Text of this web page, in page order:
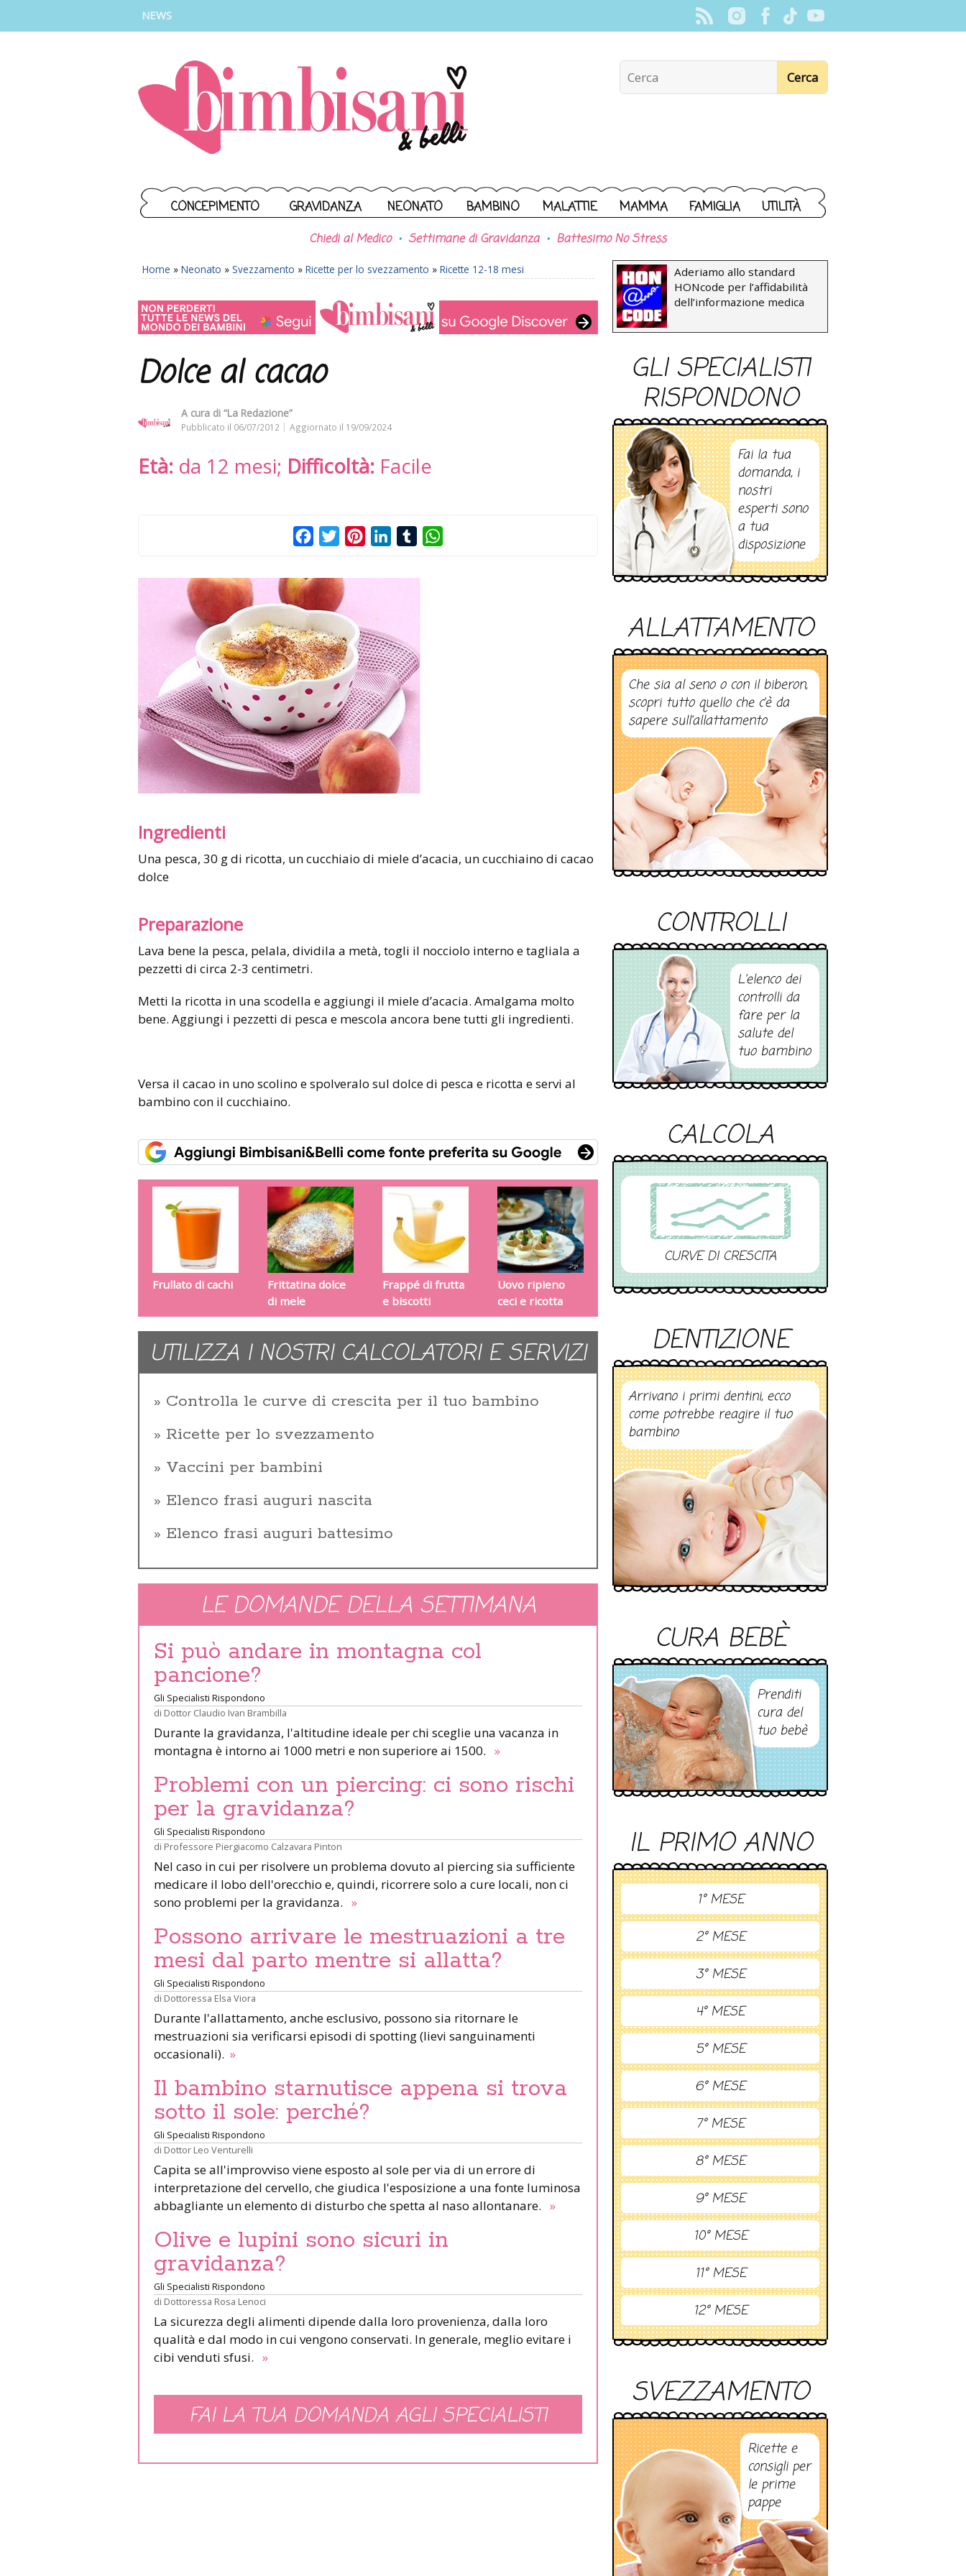
NEWS
CONCEPIMENTO GRAVIDANZA NEONATO BAMBINO MALATTIE MAMMA FAMIGLIA UTILITÀ
Chiedi al Medico Settimane di Gravidanza Battesimo No Stress
Home » Neonato » Svezzamento » Ricette per lo svezzamento » Ricette 12-18 mesi
Dolce al cacao
A cura di “La Redazione”
Pubblicato il 06/07/2012 Aggiornato il 19/09/2024
Età: da 12 mesi; Difficoltà: Facile
FacebookTwitterPinterestLinkedInTumblr
Ingredienti
Una pesca, 30 g di ricotta, un cucchiaio di miele d’acacia, un cucchiaino di cacao
dolce
Preparazione
Lava bene la pesca, pelala, dividila a metà, togli il nocciolo interno e tagliala a
pezzetti di circa 2-3 centimetri.
Metti la ricotta in una scodella e aggiungi il miele d’acacia. Amalgama molto
bene. Aggiungi i pezzetti di pesca e mescola ancora bene tutti gli ingredienti.
Versa il cacao in uno scolino e spolveralo sul dolce di pesca e ricotta e servi al
bambino con il cucchiaino.
Frullato di cachi
Frittatina dolce
di mele
Frappé di frutta
e biscotti
Uovo ripieno
ceci e ricotta
UTILIZZA I NOSTRI CALCOLATORI E SERVIZI
Controlla le curve di crescita per il tuo bambino
Ricette per lo svezzamento
Vaccini per bambini
Elenco frasi auguri nascita
Elenco frasi auguri battesimo
LE DOMANDE DELLA SETTIMANA
Si può andare in montagna col
pancione?
Gli Specialisti Rispondono
di Dottor Claudio Ivan Brambilla
Durante la gravidanza, l'altitudine ideale per chi sceglie una vacanza in
montagna è intorno ai 1000 metri e non superiore ai 1500. »
Problemi con un piercing: ci sono rischi
per la gravidanza?
Gli Specialisti Rispondono
di Professore Piergiacomo Calzavara Pinton
Nel caso in cui per risolvere un problema dovuto al piercing sia sufficiente
medicare il lobo dell'orecchio e, quindi, ricorrere solo a cure locali, non ci
sono problemi per la gravidanza. »
Possono arrivare le mestruazioni a tre
mesi dal parto mentre si allatta?
Gli Specialisti Rispondono
di Dottoressa Elsa Viora
Durante l'allattamento, anche esclusivo, possono sia ritornare le
mestruazioni sia verificarsi episodi di spotting (lievi sanguinamenti
occasionali). »
Il bambino starnutisce appena si trova
sotto il sole: perché?
Gli Specialisti Rispondono
di Dottor Leo Venturelli
Capita se all'improvviso viene esposto al sole per via di un errore di
interpretazione del cervello, che giudica l'esposizione a una fonte luminosa
abbagliante un elemento di disturbo che spetta al naso allontanare. »
Olive e lupini sono sicuri in
gravidanza?
Gli Specialisti Rispondono
di Dottoressa Rosa Lenoci
La sicurezza degli alimenti dipende dalla loro provenienza, dalla loro
qualità e dal modo in cui vengono conservati. In generale, meglio evitare i
cibi venduti sfusi. »
FAI LA TUA DOMANDA AGLI SPECIALISTI
Aderiamo allo standard
HONcode per l’affidabilità
dell’informazione medica
GLI SPECIALISTI
RISPONDONO
Fai la tua
domanda, i
nostri
esperti sono
a tua
disposizione
ALLATTAMENTO
Che sia al seno o con il biberon,
scopri tutto quello che c’è da
sapere sull’allattamento
CONTROLLI
L’elenco dei
controlli da
fare per la
salute del
tuo bambino
CALCOLA
CURVE DI CRESCITA
DENTIZIONE
Arrivano i primi dentini, ecco
come potrebbe reagire il tuo
bambino
CURA BEBÈ
Prenditi
cura del
tuo bebè
IL PRIMO ANNO
1° MESE
2° MESE
3° MESE
4° MESE
5° MESE
6° MESE
7° MESE
8° MESE
9° MESE
10° MESE
11° MESE
12° MESE
SVEZZAMENTO
Ricette e
consigli per
le prime
pappe